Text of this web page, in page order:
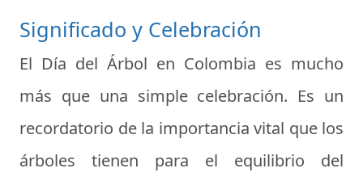
Significado y Celebración
El Día del Árbol en Colombia es mucho
más que una simple celebración. Es un
recordatorio de la importancia vital que los
árboles tienen para el equilibrio del